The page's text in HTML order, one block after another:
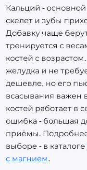
Кальций -
скелет и зубы
Добавку чаще
тренируется с
костей с
желудка и не
дешевле, но его
всасывания важен
костей работает в
ошибка - большая
приёмы. Подробнее
выборе - в каталоге
с магнием.